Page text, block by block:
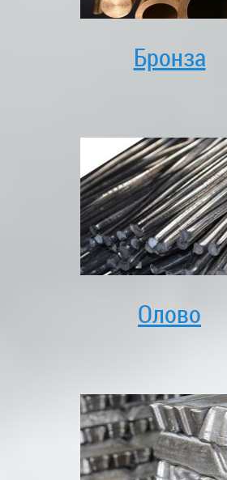
Бронза
Олово